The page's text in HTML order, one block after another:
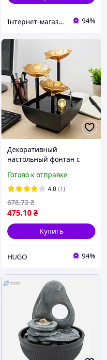
Інтернет-магазин "Подарунок для всіх" 94%
Декоративный
настольный фонтан с
21.5x14x13 см /
Каскадный водопад на
стол
Готово к отправке
4.0 (1)
475.10₴
678.72 ₴
Купить
HUGO 94%